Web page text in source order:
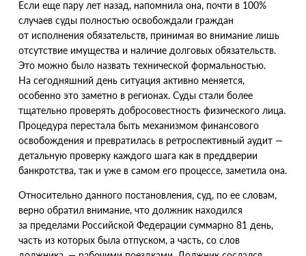
Если еще пару лет назад, напомнила она, почти в 100%
случаев суды полностью освобождали граждан
от исполнения обязательств, принимая во внимание лишь
отсутствие имущества и наличие долговых обязательств.
Это можно было назвать технической формальностью.
На сегодняшний день ситуация активно меняется,
особенно это заметно в регионах. Суды стали более
тщательно проверять добросовестность физического лица.
Процедура перестала быть механизмом финансового
освобождения и превратилась в ретроспективный аудит —
детальную проверку каждого шага как в преддверии
банкротства, так и уже в самом его процессе, заметила она.
Относительно данного постановления, суд, по ее словам,
верно обратил внимание, что должник находился
за пределами Российской Федерации суммарно 81 день,
часть из которых была отпуском, а часть, со слов